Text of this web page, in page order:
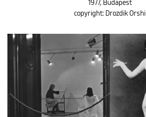
1977, Budapest
copyright: Drozdik Orshi